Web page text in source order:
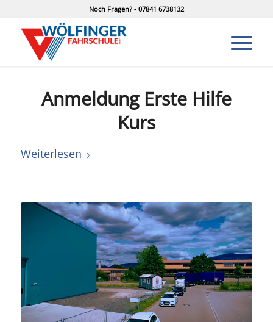
Noch Fragen? - 07841 6738132
Anmeldung Erste Hilfe
Kurs
Weiterlesen